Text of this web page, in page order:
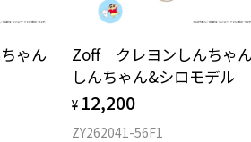
ガネサイズを確認するには？
料
に発見するために、定期的な視
いたします。
らない方へ＞
ームのみ購入して、
す
券」をお選びいただくと、実店舗で
きレンズ（標準セットレンズ）へ無
ゃん
Zoff｜クレヨンしんち
しんちゃん&シロモデル
¥ 12,200
ZY262041-56F1